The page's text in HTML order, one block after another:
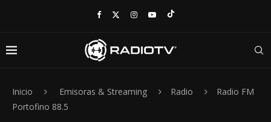
Inicio Emisoras & Streaming Radio
Radio FM
Portofino 88.5